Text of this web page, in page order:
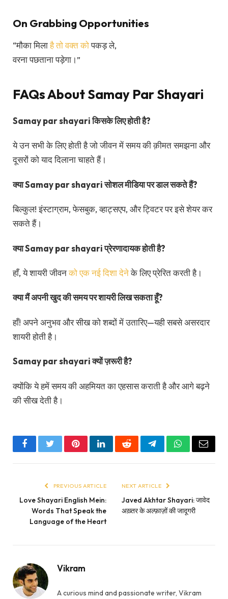
On Grabbing Opportunities
“मौका मिलाहै तो वक्त कोपकड़ ले,
वरना पछताना पड़ेगा।”
FAQs About Samay Par Shayari
Samay par shayari किसके लिए होती है?
ये उन सभी के लिए होती है जो जीवन में समय की क़ीमत समझना और
दूसरों को याद दिलाना चाहते हैं।
क्या Samay par shayari सोशल मीडिया पर डाल सकते हैं?
बिल्कुल! इंस्टाग्राम, फेसबुक, व्हाट्सएप, और ट्विटर पर इसे शेयर कर
सकते हैं।
क्या Samay par shayari प्रेरणादायक होती है?
हाँ, ये शायरी जीवनको एक नई दिशा देनेके लिए प्रेरित करती है।
क्या मैं अपनी खुद की समय पर शायरी लिख सकता हूँ?
हाँ! अपने अनुभव और सीख को शब्दों में उतारिए—यही सबसे असरदार
शायरी होती है।
Samay par shayari क्यों ज़रूरी है?
क्योंकि ये हमें समय की अहमियत का एहसास कराती है और आगे बढ़ने
की सीख देती है।
FacebookTwitterPinterestLinkedInRedditTelegramWhatsApp
Email
PREVIOUS ARTICLE
Love Shayari English Mein:
Words That Speak the
Language of the Heart
NEXT ARTICLE
Javed Akhtar Shayari: जावेद
अख़्तर के अल्फ़ाज़ों की जादूगरी
Vikram
A curious mind and passionate writer, Vikram